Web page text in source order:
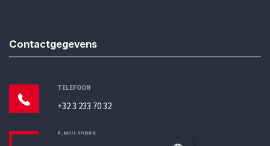
Contactgegevens
TELEFOON
+32 3 233 70 32
E-MAILADRES